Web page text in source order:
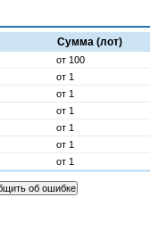
Сумма (лот)
от 100
от 1
от 1
от 1
от 1
от 1
от 1